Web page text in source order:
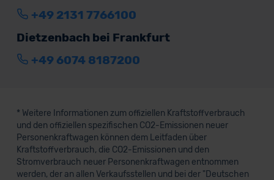
+49 2131 7766100
Dietzenbach bei Frankfurt
+49 6074 8187200
* Weitere Informationen zum offiziellen Kraftstoffverbrauch
und den offiziellen spezifischen CO2-Emissionen neuer
Personenkraftwagen können dem Leitfaden über
Kraftstoffverbrauch, die CO2-Emissionen und den
Stromverbrauch neuer Personenkraftwagen entnommen
werden, der an allen Verkaufsstellen und bei der "Deutschen